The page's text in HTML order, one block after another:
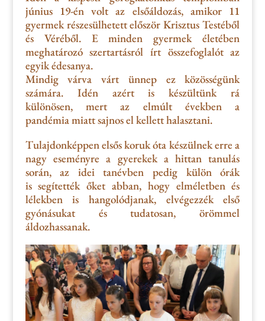
június 19-én volt az elsőáldozás, amikor 11
gyermek részesülhetett először Krisztus Testéből
és Véréből. E minden gyermek életében
meghatározó szertartásról írt összefoglalót az
egyik édesanya.
Mindig várva várt ünnep ez közösségünk
számára. Idén azért is készültünkrá
különösen,
mert az elmúlt években a
pandémiamiatt sajnos el kellett halasztani.
Tulajdonképpen elsős koruk óta készülnek erre a
nagy eseményre a gyerekek a hittan tanulás
során, az idei tanévben pedig különórák
is segítették őket abban, hogy elméletben és
lélekben is hangolódjanak, elvégezzék első
gyónásukat és tudatosan, örömmel
áldozhassanak.